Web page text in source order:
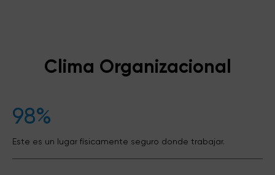
Clima Organizacional
98%
Este es un lugar físicamente seguro donde trabajar.